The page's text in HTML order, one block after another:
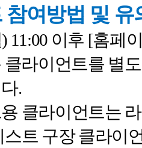
참여방법 및 유
) 11:00 이후 [홈페
클라이언트를 별
.
클라이언트는
스트 구장 클라이